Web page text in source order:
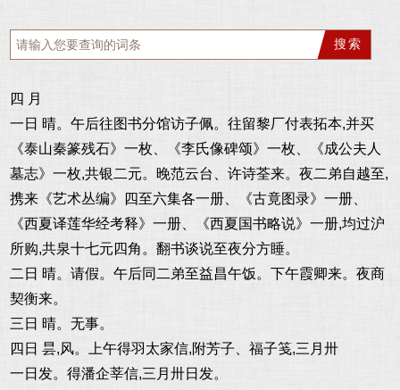
四 月
一日 晴。午后往图书分馆访子佩。往留黎厂付表拓本,并买
《泰山秦篆残石》一枚、《李氏像碑颂》一枚、《成公夫人
墓志》一枚,共银二元。晚范云台、许诗荃来。夜二弟自越至,
携来《艺术丛编》四至六集各一册、《古竟图录》一册、
《西夏译莲华经考释》一册、《西夏国书略说》一册,均过沪
所购,共泉十七元四角。翻书谈说至夜分方睡。
二日 晴。请假。午后同二弟至益昌午饭。下午霞卿来。夜商
契衡来。
三日 晴。无事。
四日 昙,风。上午得羽太家信,附芳子、福子笺,三月卅
一日发。得潘企莘信,三月卅日发。